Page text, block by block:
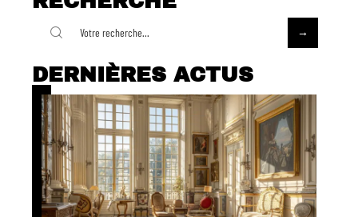
DERNIÈRES ACTUS